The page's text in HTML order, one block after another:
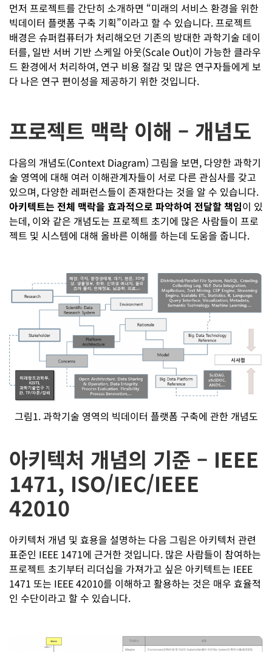
먼저 프로젝트를 간단히 소개하면 “미래의 서비스 환경을 위한
빅데이터 플랫폼 구축 기획”이라고 할 수 있습니다. 프로젝트
배경은 슈퍼컴퓨터가 처리해오던 기존의 방대한 과학기술 데이
터를, 일반 서버 기반 스케일 아웃(Scale Out)이 가능한 클라우
드 환경에서 처리하여, 연구 비용 절감 및 많은 연구자들에게 보
다 나은 연구 편이성을 제공하기 위한 것입니다.
프로젝트 맥락 이해 – 개념도
다음의 개념도(Context Diagram) 그림을 보면, 다양한 과학기
술 영역에 대해 여러 이해관계자들이 서로 다른 관심사를 갖고
있으며, 다양한 레퍼런스들이 존재한다는 것을 알 수 있습니다.
아키텍트는 전체 맥락을 효과적으로 파악하여 전달할 책임이 있
는데, 이와 같은 개념도는 프로젝트 초기에 많은 사람들이 프로
젝트 및 시스템에 대해 올바른 이해를 하는데 도움을 줍니다.
그림1. 과학기술 영역의 빅데이터 플랫폼 구축에 관한 개념도
아키텍처 개념의 기준 – IEEE
1471, ISO/IEC/IEEE
42010
아키텍처 개념 및 효용을 설명하는 다음 그림은 아키텍처 관련
표준인 IEEE 1471에 근거한 것입니다. 많은 사람들이 참여하는
프로젝트 초기부터 리더십을 가져가고 싶은 아키텍트는 IEEE
1471 또는 IEEE 42010를 이해하고 활용하는 것은 매우 효율적
인 수단이라고 할 수 있습니다.